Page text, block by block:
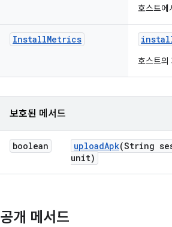
호스트에
InstallMetrics
호스트의
보호된 메서드
boolean uploadApk(String
unit)
공개 메서드